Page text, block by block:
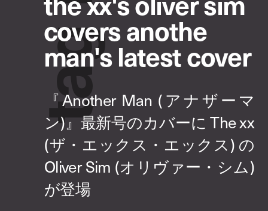
t
a
g
covers anothe
man's latest cover